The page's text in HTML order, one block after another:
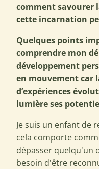
comment savourer
cette incarnation
Quelques points
comprendre mon
développement
en mouvement car
d’expériences
lumière ses
Je suis un enfant de
cela comporte
dépasser quelqu'un
besoin d'être